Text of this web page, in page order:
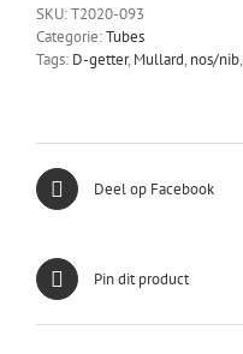
SKU:T2020-093
Categorie:Tubes
Tags: D-getter, Mullard, nos/nib,
Deel op Facebook
Pin dit product